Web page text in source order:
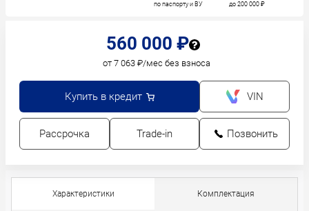
560 000 ₽
от 7 063 ₽/мес без взноса
Купить в кредит VIN
Рассрочка Trade-in Позвонить
по паспорту и ВУ
до 200 000 ₽
Характеристики Комплектация